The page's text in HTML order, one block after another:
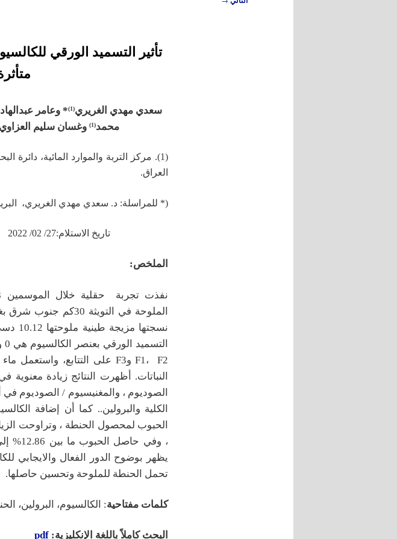
تأثير التسميد الورقي
سعدي مهدي الغريري(
1
)* وعامر
محمد(1) وغسان سليم
(1). مركز التربة والموارد المائية، دائرة
العراق.
(* للمراسلة: د. سعدي مهدي الغريري،
تاريخ الاستلام:27/ 02/ 2022 تاريخ القبول: 27/ 04/ 2022
الملخص:
الملوحة في التويثة
النباتات. أظهرت النتائج زيادة
الصوديوم ، والمغنيسيوم / الصوديوم
الكلية والبرولين.. كما أن إضافة
يظهر بوضوح الدور الفعال والايجابي
تحمل الحنطة للملوحة وتحسين حاصلها.
كلمات مفتاحية: الكالسيوم، البرولين،
البحث كاملاً باللغة الإنكليزية: pdf